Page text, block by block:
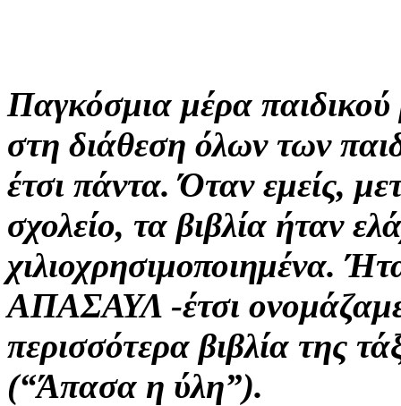
Παγκόσμια μέρα παιδικού
στη διάθεση όλων των
έτσι πάντα. Όταν εμείς,
σχολείο, τα βιβλία ήταν
χιλιοχρησιμοποιημένα.
ΑΠΑΣΑΥΛ -έτσι
περισσότερα βιβλία της
(“Άπασα η ύλη”).